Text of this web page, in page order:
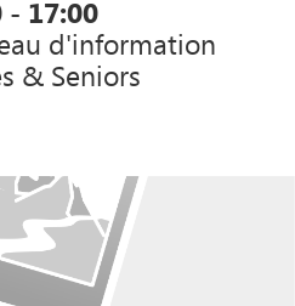
- 17:00
d'information
& Seniors